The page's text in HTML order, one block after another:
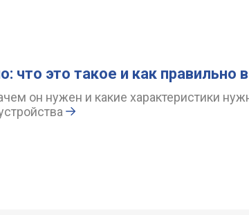
что это такое и как правильно
он нужен и какие характеристики